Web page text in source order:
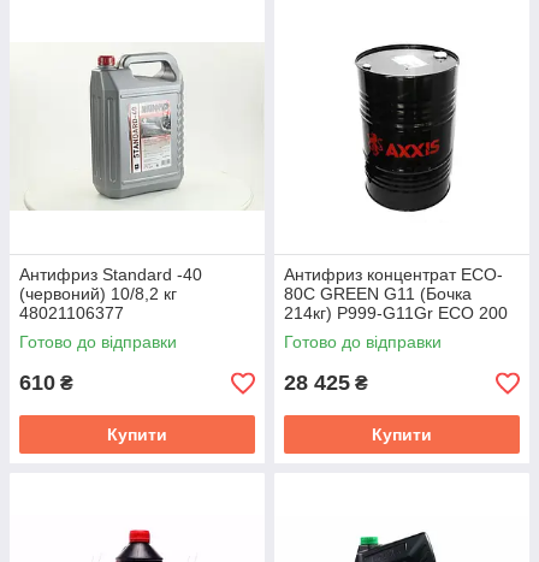
Антифриз Standard -40
(червоний) 10/8,2 кг
48021106377
Готово до відправки
610 ₴
Купити
Антифриз концентрат ECO-
80C GREEN G11 (Бочка
214кг) P999-G11Gr ECO 200
Готово до відправки
28 425 ₴
Купити